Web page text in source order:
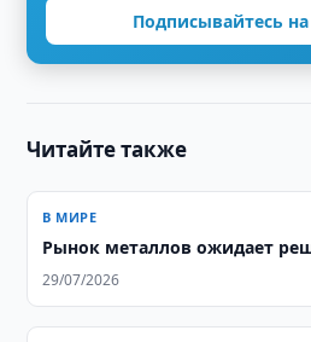
Подписывайтесь
Читайте также
В МИРЕ
Рынок металлов ожидает
29/07/2026